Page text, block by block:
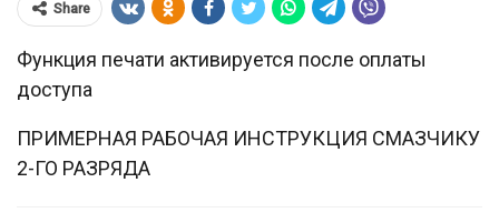
Share
Функция печати активируется после оплаты
доступа
ПРИМЕРНАЯ РАБОЧАЯ ИНСТРУКЦИЯ СМАЗЧИКУ
2-ГО РАЗРЯДА